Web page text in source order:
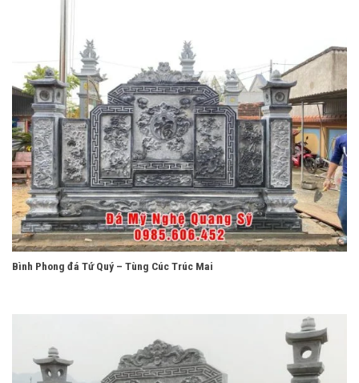
Bình Phong đá Tứ Quý – Tùng Cúc Trúc Mai